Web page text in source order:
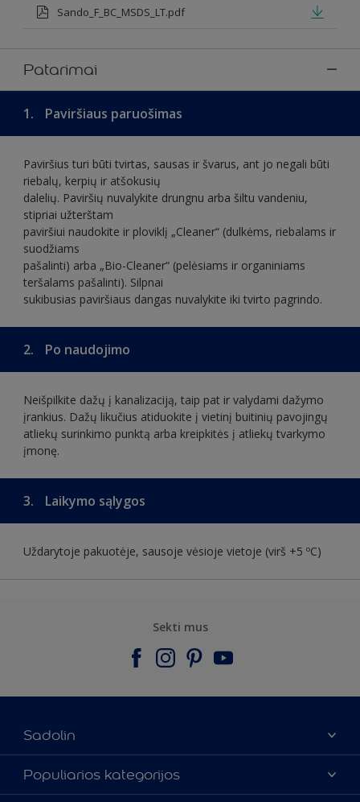
Sando_F_BC_MSDS_LT.pdf
Patarimai
1. Paviršiaus paruošimas
Paviršius turi būti tvirtas, sausas ir švarus, ant jo negali būti
riebalų, kerpių ir atšokusių
dalelių. Paviršių nuvalykite drungnu arba šiltu vandeniu,
stipriai užterštam
paviršiui naudokite ir ploviklį „Cleaner“ (dulkėms, riebalams ir
suodžiams
pašalinti) arba „Bio-Cleaner“ (pelėsiams ir organiniams
teršalams pašalinti). Silpnai
sukibusias paviršiaus dangas nuvalykite iki tvirto pagrindo.
2. Po naudojimo
Neišpilkite dažų į kanalizaciją, taip pat ir valydami dažymo
įrankius. Dažų likučius atiduokite į vietinį buitinių pavojingų
atliekų surinkimo punktą arba kreipkitės į atliekų tvarkymo
įmonę.
3. Laikymo sąlygos
Uždarytoje pakuotėje, sausoje vėsioje vietoje (virš +5 ºC)
Sekti mus
Sadolin
Apie mus
Susisiekti su mumis
Populiarios kategorijos